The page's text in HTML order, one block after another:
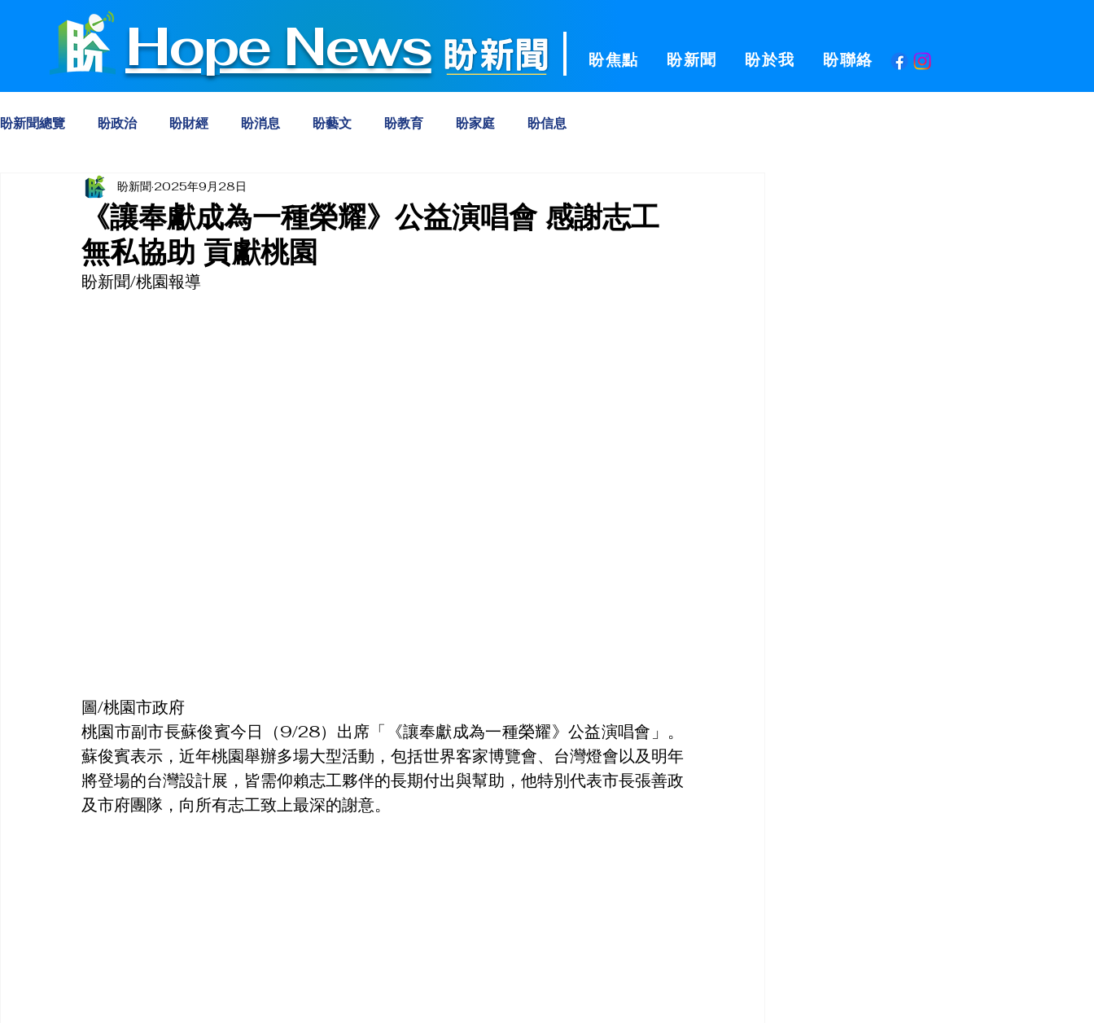
Hope News 盼焦點 盼新聞 盼於我 盼聯絡
盼新聞總覽 盼政治 盼財經 盼消息 盼藝文 盼教育 盼家庭 盼信息
《讓奉獻成為一種榮耀》公益演唱會 感謝志工
無私協助 貢獻桃園
盼新聞 2025年9月28日
盼新聞/桃園報導
圖/桃園市政府
桃園市副市長蘇俊賓今日（9/28）出席「《讓奉獻成為一種榮耀》公益演唱會」。
蘇俊賓表示，近年桃園舉辦多場大型活動，包括世界客家博覽會、台灣燈會以及明年
將登場的台灣設計展，皆需仰賴志工夥伴的長期付出與幫助，他特別代表市長張善政
及市府團隊，向所有志工致上最深的謝意。